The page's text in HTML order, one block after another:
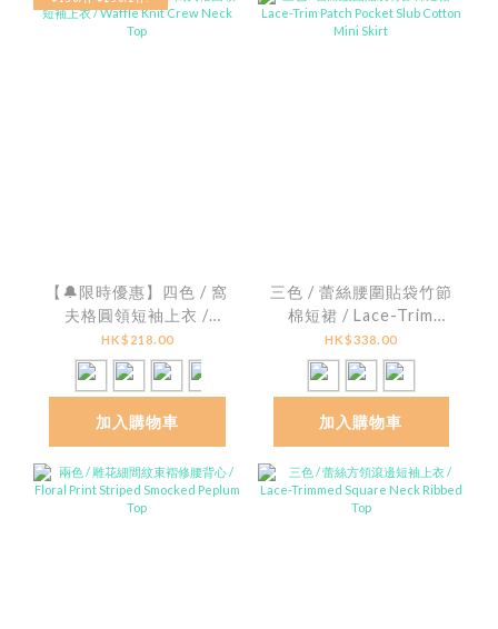
【🔔限時優惠】四色 / 窩
夫格圓領短袖上衣 /
Waffle Knit Crew Neck
Top
HK$218.00
加入購物車
三色 / 蕾絲腰圍貼袋竹節
棉短裙 / Lace-Trim
Patch Pocket Slub
Cotton Mini Skirt
HK$338.00
加入購物車